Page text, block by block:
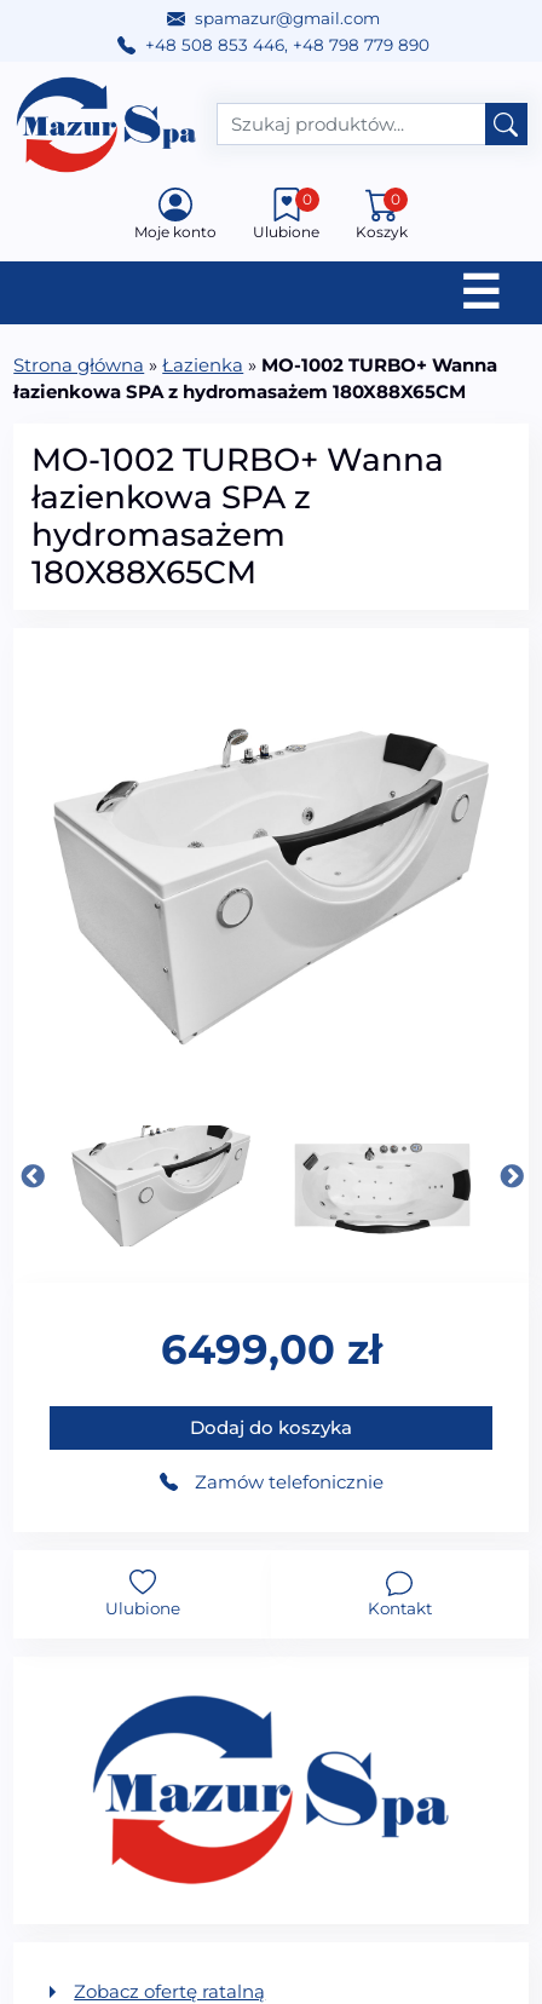
spamazur@gmail.com
+48 508 853 446, +48 798 779 890
Przejdź do treści
Main Navigation
Moje konto Ulubione
0
Koszyk
0
☰
Strona główna »Łazienka » MO-1002 TURBO+ Wanna
łazienkowa SPA z hydromasażem 180X88X65CM
MO-1002 TURBO+ Wanna
łazienkowa SPA z
hydromasażem
180X88X65CM
6499,00 zł
ilość MO-1002 TURBO+ Wanna łazienkowa SPA z
Dodaj do koszyka
Zamów telefonicznie
Ulubione Kontakt
Zobacz ofertę ratalną